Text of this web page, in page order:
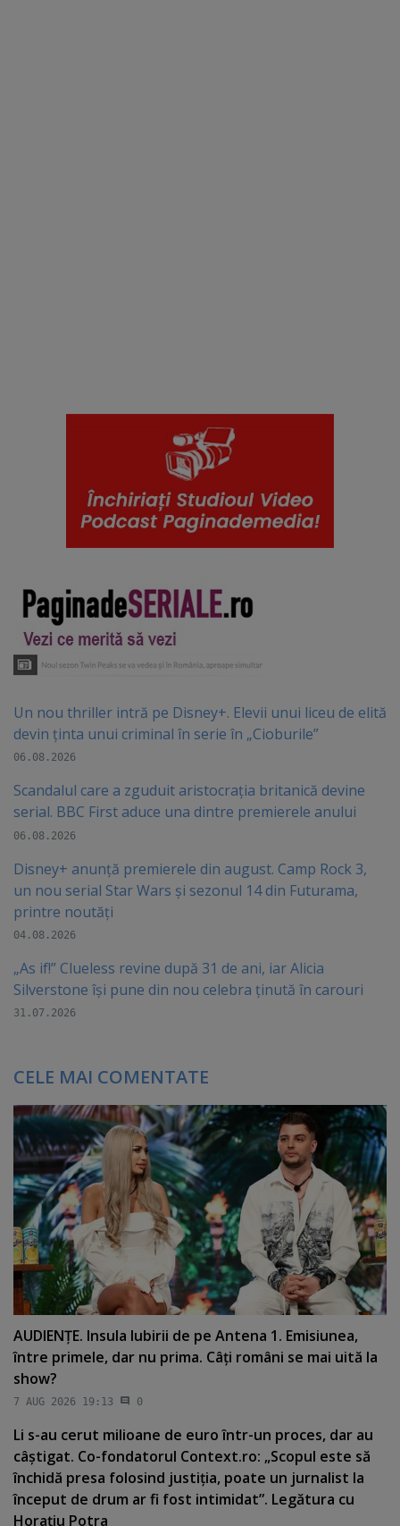
Un nou thriller intră pe Disney+. Elevii unui liceu de elită
devin ținta unui criminal în serie în „Cioburile”
06.08.2026
Scandalul care a zguduit aristocrația britanică devine
serial. BBC First aduce una dintre premierele anului
06.08.2026
Disney+ anunță premierele din august. Camp Rock 3,
un nou serial Star Wars și sezonul 14 din Futurama,
printre noutăți
04.08.2026
„As if!” Clueless revine după 31 de ani, iar Alicia
Silverstone își pune din nou celebra ținută în carouri
31.07.2026
CELE MAI COMENTATE
AUDIENŢE. Insula Iubirii de pe Antena 1. Emisiunea,
între primele, dar nu prima. Câţi români se mai uită la
show?
7 AUG 2026 19:13 0
Li s-au cerut milioane de euro într-un proces, dar au
câştigat. Co-fondatorul Context.ro: „Scopul este să
închidă presa folosind justiţia, poate un jurnalist la
început de drum ar fi fost intimidat”. Legătura cu
Horaţiu Potra